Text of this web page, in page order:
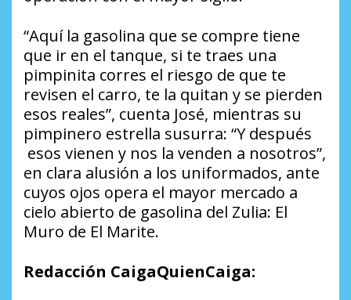
“Aquí la gasolina que se compre tiene
que ir en el tanque, si te traes una
pimpinita corres el riesgo de que te
revisen el carro, te la quitan y se pierden
esos reales”, cuenta José, mientras su
pimpinero estrella susurra: “Y después
esos vienen y nos la venden a nosotros”,
en clara alusión a los uniformados, ante
cuyos ojos opera el mayor mercado a
cielo abierto de gasolina del Zulia: El
Muro de El Marite.
Redacción CaigaQuienCaiga: